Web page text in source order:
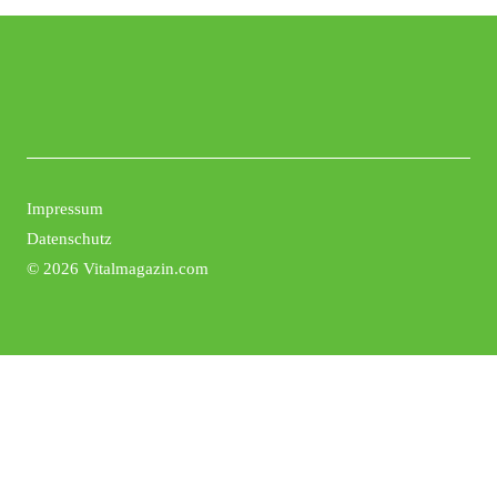
© 2026 Vitalmagazin.com
Impressum
Datenschutz